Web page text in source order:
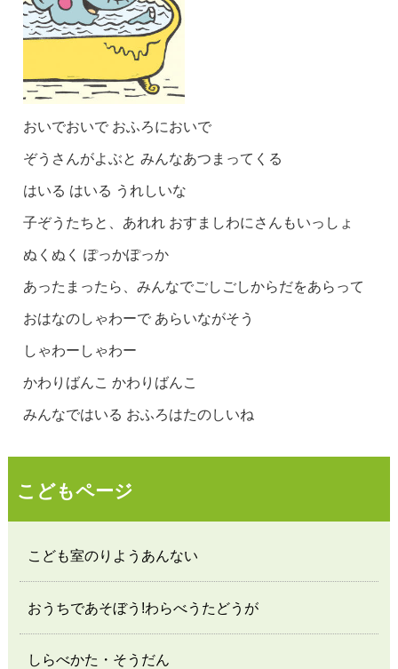
おいでおいで おふろにおいで
ぞうさんがよぶと みんなあつまってくる
はいる はいる うれしいな
子ぞうたちと、あれれ おすましわにさんもいっしょ
ぬくぬく ぽっかぽっか
あったまったら、みんなでごしごしからだをあらって
おはなのしゃわーで あらいながそう
しゃわーしゃわー
かわりばんこ かわりばんこ
みんなではいる おふろはたのしいね
こどもページ
こども室のりようあんない
おうちであそぼう!わらべうたどうが
しらべかた・そうだん